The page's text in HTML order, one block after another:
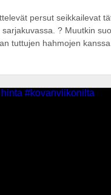
persut seikkailevat
sarjakuvassa. ? Muutkin
tuttujen hahmojen